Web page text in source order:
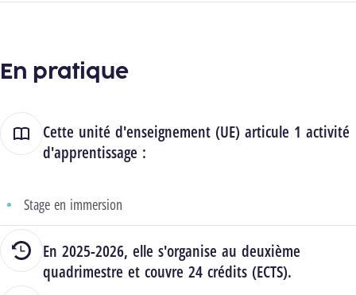
En pratique
Cette unité d'enseignement (UE) articule 1 activité
d'apprentissage :
Stage en immersion
En 2025-2026, elle s'organise au deuxième
quadrimestre et couvre 24 crédits (ECTS).